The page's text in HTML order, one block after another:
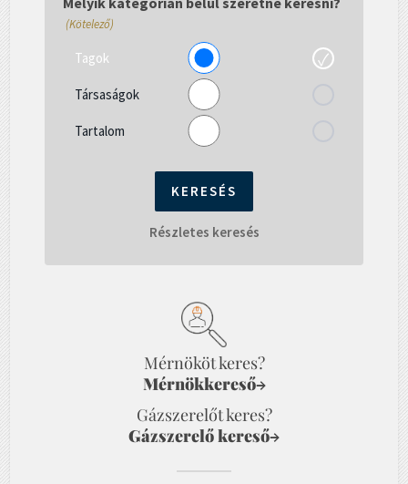
(Kötelező)
Tagok
Társaságok
Tartalom
Részletes keresés
Mérnököt keres?
Mérnökkereső→
Gázszerelőt keres?
Gázszerelő kereső→